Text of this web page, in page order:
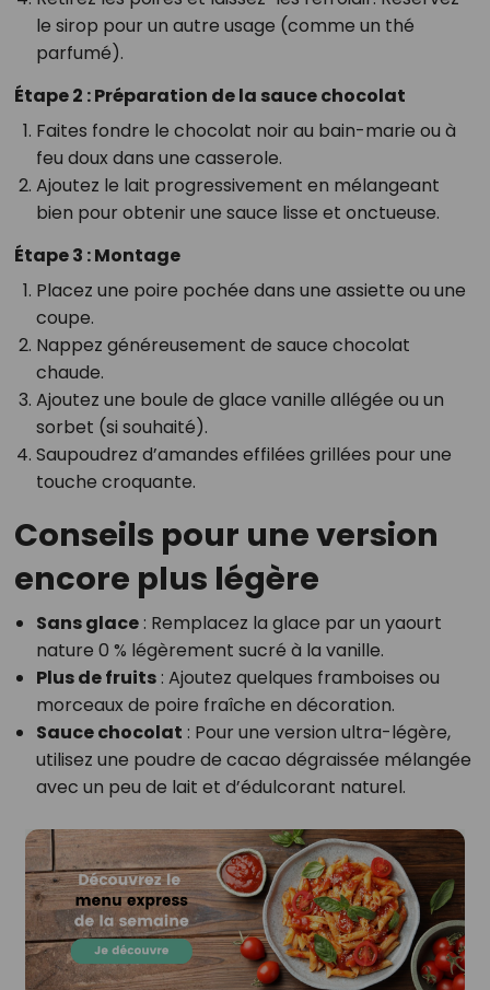
le sirop pour un autre usage (comme un thé
parfumé).
Étape 2 : Préparation de la sauce chocolat
Faites fondre le chocolat noir au bain-marie ou à
feu doux dans une casserole.
Ajoutez le lait progressivement en mélangeant
bien pour obtenir une sauce lisse et onctueuse.
Étape 3 : Montage
Placez une poire pochée dans une assiette ou une
coupe.
Nappez généreusement de sauce chocolat
chaude.
Ajoutez une boule de glace vanille allégée ou un
sorbet (si souhaité).
Saupoudrez d’amandes effilées grillées pour une
touche croquante.
Conseils pour une version
encore plus légère
Sans glace: Remplacez la glace par un yaourt
nature 0 % légèrement sucré à la vanille.
Plus de fruits: Ajoutez quelques framboises ou
morceaux de poire fraîche en décoration.
Sauce chocolat : Pour une version ultra-légère,
utilisez une poudre de cacao dégraissée mélangée
avec un peu de lait et d’édulcorant naturel.